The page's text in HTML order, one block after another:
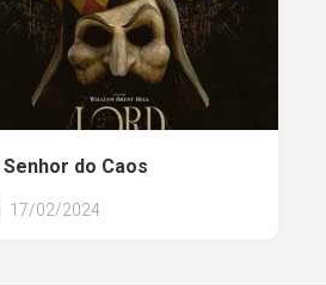
Senhor do Caos
17/02/2024